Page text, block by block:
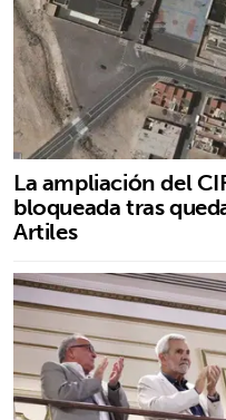
La ampliación del
bloqueada tras
Artiles